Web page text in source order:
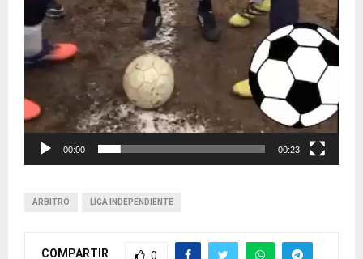
00:00 00:23
ÁRBITRO LIGA INDEPENDIENTE
COMPARTIR 0